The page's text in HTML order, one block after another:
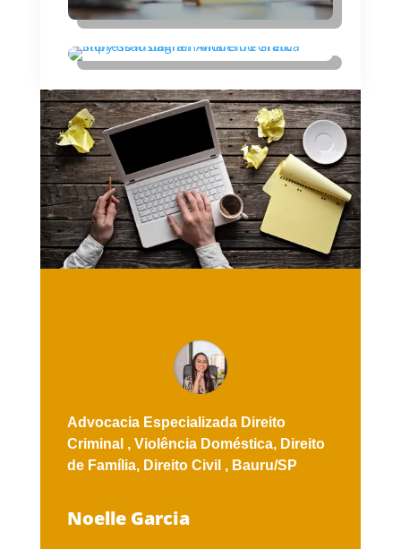
Advocacia Especializada Direito
Criminal , Violência Doméstica, Direito
de Família, Direito Civil , Bauru/SP
Noelle Garcia